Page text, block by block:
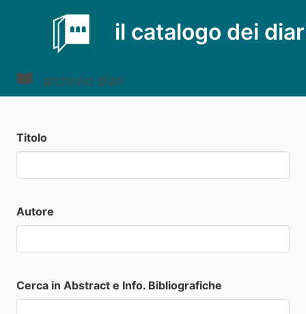
il catalogo dei
archivio diari
Titolo
Autore
Cerca in Abstract e Info. Bibliografiche